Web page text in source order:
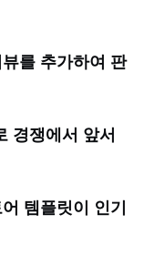
를 추가하여 판
경쟁에서 앞서
템플릿이 인기